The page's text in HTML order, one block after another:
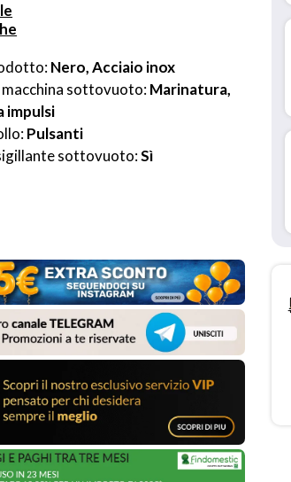
Nero, Acciaio inox
macchina sottovuoto: Marinatura,
impulsi
Pulsanti
sottovuoto: Sì